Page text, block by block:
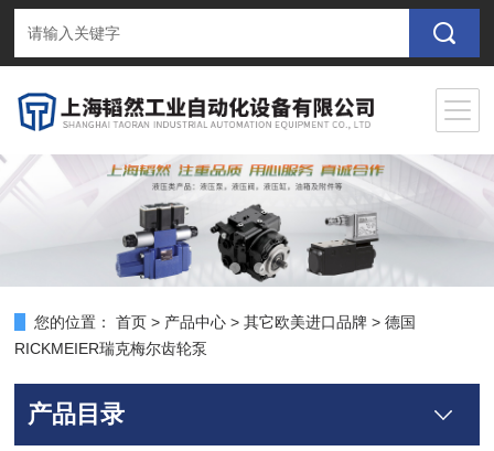
您的位置： 首页 > 产品中心 >其它欧美进口品牌 >德国
RICKMEIER瑞克梅尔齿轮泵
产品目录